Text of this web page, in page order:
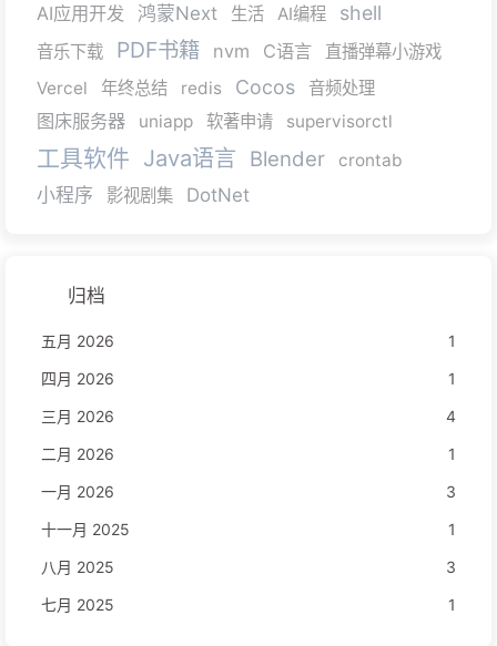
AI应用开发 鸿蒙Next 生活 AI编程 shell
音乐下载 PDF书籍 nvm C语言
直播弹幕小游戏
Vercel
年终总结 redis Cocos 音频处理
图床服务器 uniapp 软著申请 supervisorctl
工具软件 Java语言 Blender crontab
小程序 影视剧集 DotNet
归档
五月 2026
1
四月 2026
1
三月 2026
4
二月 2026
1
一月 2026
3
十一月 2025
1
八月 2025
3
七月 2025
1